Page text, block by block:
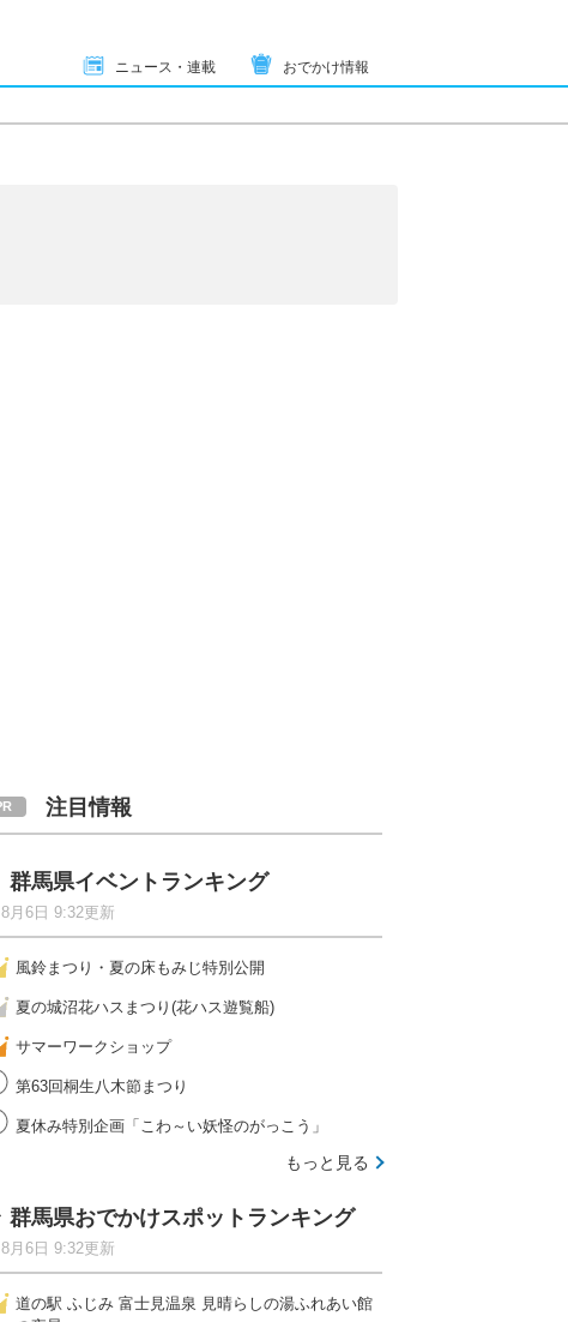
ニュース・連載 おでかけ情報
注目情報
群馬県イベントランキング
8月6日 9:32更新
風鈴まつり・夏の床もみじ特別公開
夏の城沼花ハスまつり(花ハス遊覧船)
サマーワークショップ
第63回桐生八木節まつり
夏休み特別企画「こわ～い妖怪のがっこう」
もっと見る
群馬県おでかけスポットランキング
8月6日 9:32更新
道の駅 ふじみ 富士見温泉 見晴らしの湯ふれあい館